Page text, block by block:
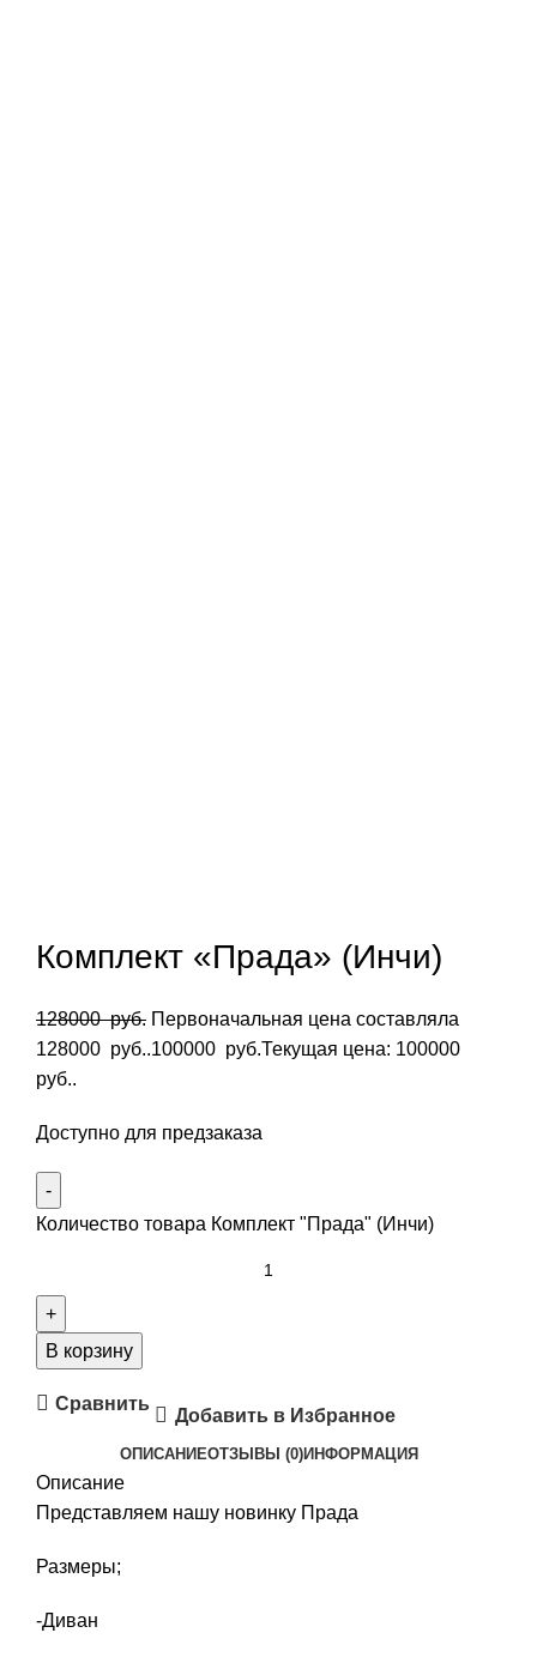
Комплект «Прада» (Инчи)
128000руб. Первоначальная цена составляла
128000 руб..100000 руб.Текущая цена: 100000
руб..
Доступно для предзаказа
Количество товара Комплект "Прада" (Инчи)
В корзину
Сравнить
Добавить в Избранное
ОПИСАНИЕОТЗЫВЫ (0)ИНФОРМАЦИЯ
Описание
Представляем нашу новинку Прада
Размеры;
-Диван